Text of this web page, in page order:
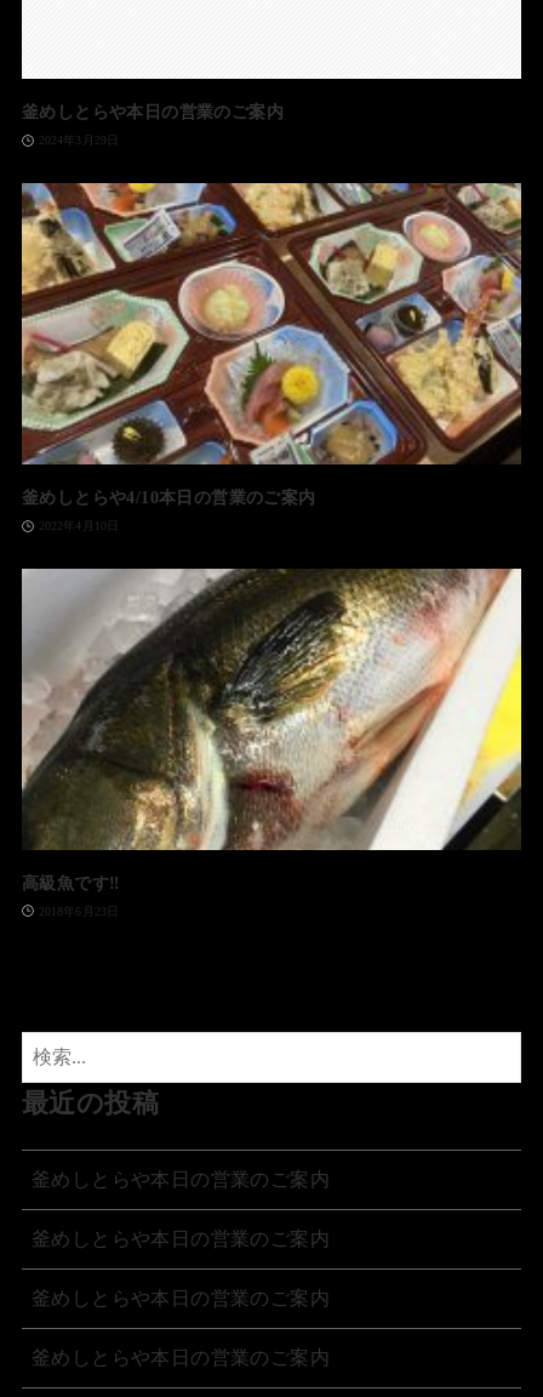
釜めしとらや本日の営業のご案内
2024年3月29日
釜めしとらや4/10本日の営業のご案内
2022年4月10日
高級魚です‼️
2018年6月23日
最近の投稿
釜めしとらや本日の営業のご案内
釜めしとらや本日の営業のご案内
釜めしとらや本日の営業のご案内
釜めしとらや本日の営業のご案内